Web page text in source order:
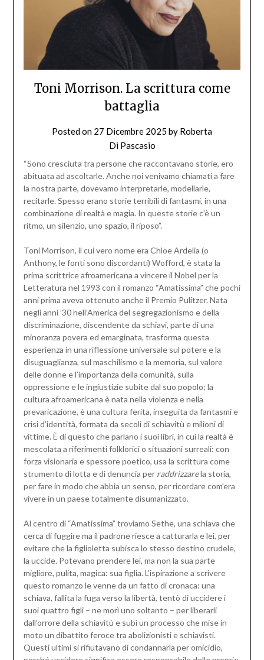
Toni Morrison. La scrittura come
battaglia
Posted on 27 Dicembre 2025 by Roberta
Di Pascasio
“Sono cresciuta tra persone che raccontavano storie, ero
abituata ad ascoltarle. Anche noi venivamo chiamati a fare
la nostra parte, dovevamo interpretarle, modellarle,
recitarle. Spesso erano storie terribili di fantasmi, in una
combinazione di realtà e magia. In queste storie c’è un
ritmo, un silenzio, uno spazio, il riposo”.
Toni Morrison, il cui vero nome era Chloe Ardelia (o
Anthony, le fonti sono discordanti) Wofford, è stata la
prima scrittrice afroamericana a vincere il Nobel per la
Letteratura nel 1993 con il romanzo “Amatissima” che pochi
anni prima aveva ottenuto anche il Premio Pulitzer. Nata
negli anni ’30 nell’America del segregazionismo e della
discriminazione, discendente da schiavi, parte di una
minoranza povera ed emarginata, trasforma questa
esperienza in una riflessione universale sul potere e la
disuguaglianza, sul maschilismo e la memoria, sul valore
delle donne e l’importanza della comunità, sulla
oppressione e le ingiustizie subite dal suo popolo; la
cultura afroamericana è nata nella violenza e nella
prevaricazione, è una cultura ferita, inseguita da fantasmi e
crisi d’identità, formata da secoli di schiavitù e milioni di
vittime. È di questo che parlano i suoi libri, in cui la realtà è
mescolata a riferimenti folklorici o situazioni surreali: con
forza visionaria e spessore poetico, usa la scrittura come
strumento di lotta e di denuncia per raddrizzarela storia,
per fare in modo che abbia un senso, per ricordare com’era
vivere in un paese totalmente disumanizzato.
Al centro di “Amatissima” troviamo Sethe, una schiava che
cerca di fuggire ma il padrone riesce a catturarla e lei, per
evitare che la figlioletta subisca lo stesso destino crudele,
la uccide. Potevano prendere lei, ma non la sua parte
migliore, pulita, magica: sua figlia. L’ispirazione a scrivere
questo romanzo le venne da un fatto di cronaca: una
schiava, fallita la fuga verso la libertà, tentò di uccidere i
suoi quattro figli – ne morì uno soltanto – per liberarli
dall’orrore della schiavitù e subì un processo che mise in
moto un dibattito feroce tra abolizionisti e schiavisti.
Questi ultimi si rifiutavano di condannarla per omicidio,